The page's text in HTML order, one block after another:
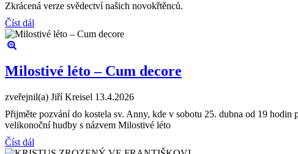
Zkrácená verze svědectví našich novokřtěnců.
Číst dál
Milostivé léto – Cum decore
zveřejnil(a) Jiří Kreisel 13.4.2026
Přijměte pozvání do kostela sv. Anny, kde v sobotu 25. dubna od 19
velikonoční hudby s názvem Milostivé léto
Číst dál